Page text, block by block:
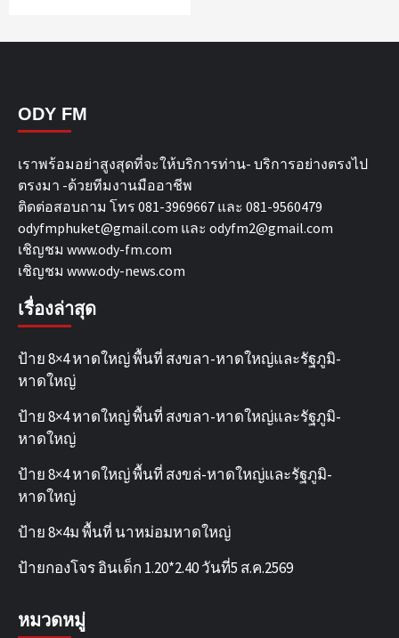
ODY FM
เราพร้อมอย่าสูงสุดที่จะให้บริการท่าน- บริการอย่างตรงไป
ตรงมา -ด้วยทีมงานมืออาชีพ
ติดต่อสอบถาม โทร 081-3969667 และ 081-9560479
odyfmphuket@gmail.com และ odyfm2@gmail.com
เชิญชม www.ody-fm.com
เชิญชม www.ody-news.com
เรื่องล่าสุด
ป้าย 8×4 หาดใหญ่ พื้นที่ สงขลา-หาดใหญ่และรัฐภูมิ-
หาดใหญ่
ป้าย 8×4 หาดใหญ่ พื้นที่ สงขลา-หาดใหญ่และรัฐภูมิ-
หาดใหญ่
ป้าย 8×4 หาดใหญ่ พื้นที่ สงขล่-หาดใหญ่และรัฐภูมิ-
หาดใหญ่
ป้าย 8×4ม พื้นที่ นาหม่อมหาดใหญ่
ป้ายกองโจร อินเด็ก 1.20*2.40 วันที่5 ส.ค.2569
หมวดหมู่